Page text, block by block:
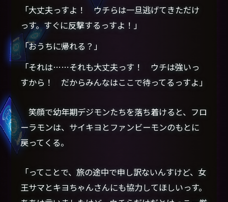
「大丈夫っすよ！ ウチらは一旦逃げてきただけ
っす。すぐに反撃するっすよ！」
「おうちに帰れる？」
「それは……それも大丈夫っす！ ウチは強いっ
すから！ だからみんなはここで待ってるっすよ」
笑顔で幼年期デジモンたちを落ち着けると、フロ
ーラモンは、サイキヨとファンビーモンのもとに
戻ってくる。
「ってことで、旅の途中で申し訳ないんすけど、女
王サマとキヨちゃんさんにも協力してほしいっす。